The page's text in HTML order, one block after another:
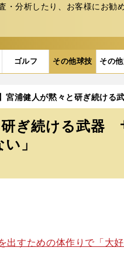
分析したり、お客様にお
ゴルフ その他球技 その
宮浦健人が黙々と研ぎ続け
研ぎ続ける武器
」
すための体作りで「大